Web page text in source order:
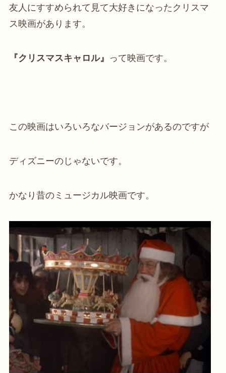
友人にすすめられて見て大好きになったクリスマ
ス映画があります。
『クリスマスキャロル』 って映画です。
この映画はいろいろなバージョンがあるのですが
ディズニーのじゃないです。
かなり昔のミュージカル映画です。